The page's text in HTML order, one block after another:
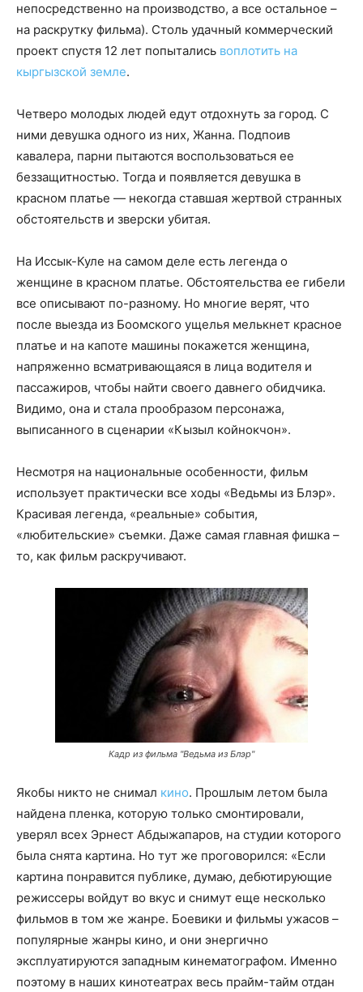
непосредственно на производство, а все остальное –
на раскрутку фильма). Столь удачный коммерческий
проект спустя 12 лет попытались воплотить на
кыргызской земле.
Четверо молодых людей едут отдохнуть за город. С
ними девушка одного из них, Жанна. Подпоив
кавалера, парни пытаются воспользоваться ее
беззащитностью. Тогда и появляется девушка в
красном платье — некогда ставшая жертвой странных
обстоятельств и зверски убитая.
На Иссык-Куле на самом деле есть легенда о
женщине в красном платье. Обстоятельства ее гибели
все описывают по-разному. Но многие верят, что
после выезда из Боомского ущелья мелькнет красное
платье и на капоте машины покажется женщина,
напряженно всматривающаяся в лица водителя и
пассажиров, чтобы найти своего давнего обидчика.
Видимо, она и стала прообразом персонажа,
выписанного в сценарии «Кызыл койнокчон».
Несмотря на национальные особенности, фильм
использует практически все ходы «Ведьмы из Блэр».
Красивая легенда, «реальные» события,
«любительские» съемки. Даже самая главная фишка –
то, как фильм раскручивают.
Кадр из фильма "Ведьма из Блэр"
Якобы никто не снимал кино. Прошлым летом была
найдена пленка, которую только смонтировали,
уверял всех Эрнест Абдыжапаров, на студии которого
была снята картина. Но тут же проговорился: «Если
картина понравится публике, думаю, дебютирующие
режиссеры войдут во вкус и снимут еще несколько
фильмов в том же жанре. Боевики и фильмы ужасов –
популярные жанры кино, и они энергично
эксплуатируются западным кинематографом. Именно
поэтому в наших кинотеатрах весь прайм-тайм отдан